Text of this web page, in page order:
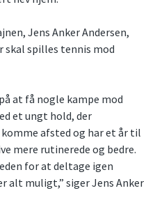
Jens Anker Andersen,
skal spilles tennis mod
at få nogle kampe mod
et ungt hold, der
afsted og har et år til
mere rutinerede og bedre.
for at deltage igen
alt muligt,” siger Jens Anker